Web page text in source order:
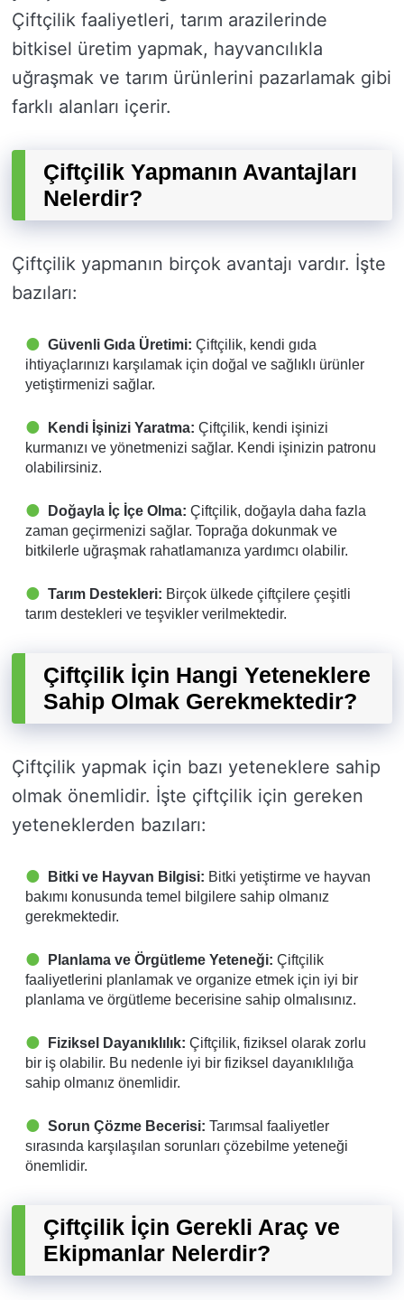
Çiftçilik faaliyetleri, tarım arazilerinde
bitkisel üretim yapmak, hayvancılıkla
uğraşmak ve tarım ürünlerini pazarlamak gibi
farklı alanları içerir.
Çiftçilik Yapmanın Avantajları
Nelerdir?
Çiftçilik yapmanın birçok avantajı vardır. İşte
bazıları:
Güvenli Gıda Üretimi: Çiftçilik, kendi gıda
ihtiyaçlarınızı karşılamak için doğal ve sağlıklı ürünler
yetiştirmenizi sağlar.
Kendi İşinizi Yaratma: Çiftçilik, kendi işinizi
kurmanızı ve yönetmenizi sağlar. Kendi işinizin patronu
olabilirsiniz.
Doğayla İç İçe Olma: Çiftçilik, doğayla daha fazla
zaman geçirmenizi sağlar. Toprağa dokunmak ve
bitkilerle uğraşmak rahatlamanıza yardımcı olabilir.
Tarım Destekleri: Birçok ülkede çiftçilere çeşitli
tarım destekleri ve teşvikler verilmektedir.
Çiftçilik İçin Hangi Yeteneklere
Sahip Olmak Gerekmektedir?
Çiftçilik yapmak için bazı yeteneklere sahip
olmak önemlidir. İşte çiftçilik için gereken
yeteneklerden bazıları:
Bitki ve Hayvan Bilgisi: Bitki yetiştirme ve hayvan
bakımı konusunda temel bilgilere sahip olmanız
gerekmektedir.
Planlama ve Örgütleme Yeteneği: Çiftçilik
faaliyetlerini planlamak ve organize etmek için iyi bir
planlama ve örgütleme becerisine sahip olmalısınız.
Fiziksel Dayanıklılık: Çiftçilik, fiziksel olarak zorlu
bir iş olabilir. Bu nedenle iyi bir fiziksel dayanıklılığa
sahip olmanız önemlidir.
Sorun Çözme Becerisi: Tarımsal faaliyetler
sırasında karşılaşılan sorunları çözebilme yeteneği
önemlidir.
Çiftçilik İçin Gerekli Araç ve
Ekipmanlar Nelerdir?